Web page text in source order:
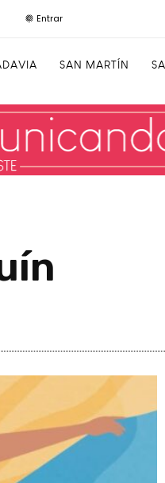
Entrar
SAN MARTÍN